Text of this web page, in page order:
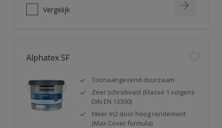
Vergelijk
Alphatex SF
Toonaangevend duurzaam
Zeer schrobvast (klasse 1 volgens
DIN EN 13300)
Meer m2 door hoog rendement
(Max Cover formula)